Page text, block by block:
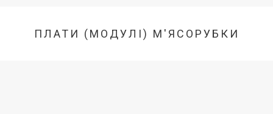
ПЛАТИ (МОДУЛІ) М'ЯСОРУБКИ